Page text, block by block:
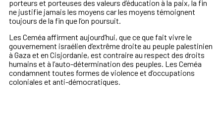
porteurs et porteuses des valeurs d’éducation à la paix, la fin
ne justifie jamais les moyens car les moyens témoignent
toujours de la fin que l’on poursuit.
Les Ceméa affirment aujourd’hui, que ce que fait vivre le
gouvernement israélien d’extrême droite au peuple palestinien
à Gaza et en Cisjordanie, est contraire au respect des droits
humains et à l’auto-détermination des peuples. Les Ceméa
condamnent toutes formes de violence et d’occupations
coloniales et anti-démocratiques.